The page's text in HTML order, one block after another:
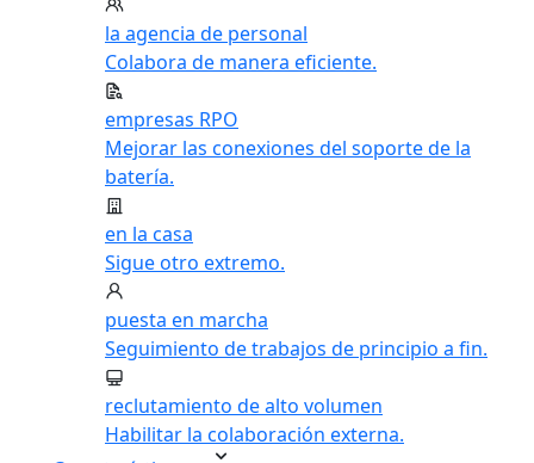
la agencia de personal
Colabora de manera eficiente.
empresas RPO
Mejorar las conexiones del soporte de la
batería.
en la casa
Sigue otro extremo.
puesta en marcha
Seguimiento de trabajos de principio a fin.
reclutamiento de alto volumen
Habilitar la colaboración externa.